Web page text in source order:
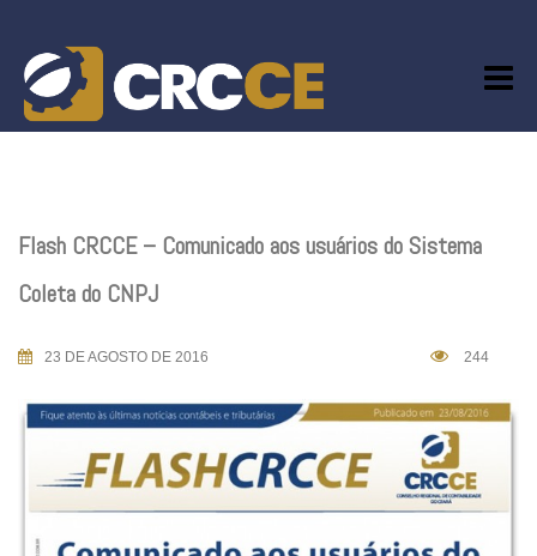
content
Flash CRCCE – Comunicado aos usuários do Sistema
Coleta do CNPJ
23 DE AGOSTO DE 2016 244